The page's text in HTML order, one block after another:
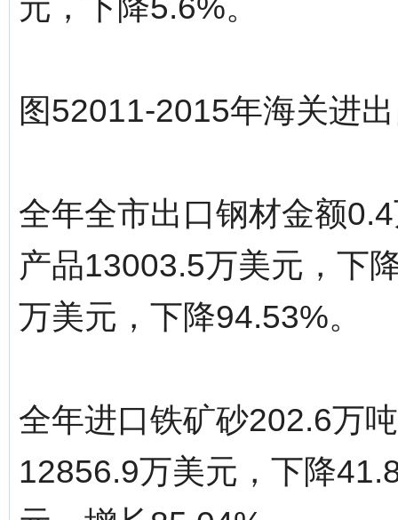
元，下降5.6%。
图52011-2015年海关进
全年全市出口钢材金额
产品13003.5万美元，下
万美元，下降94.53%。
全年进口铁矿砂202.6万
12856.9万美元，下降